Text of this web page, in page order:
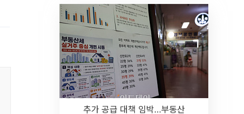
추가 공급 대책 임박…부동산